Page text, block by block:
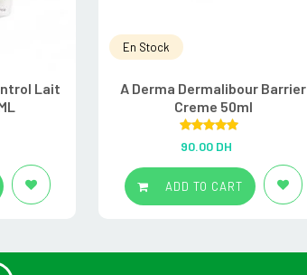
Lait
En Stock
A Derma Dermalibour Barrier
Creme 50ml
Rated5.00
out of 5
90.00 DH
ADD TO CART